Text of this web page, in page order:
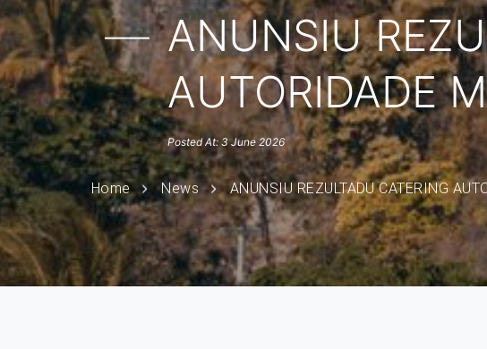
ANUNSIU
AUTORIDADE
Posted At: 3 June 2026
Home News ANUNSIU REZULTADU CATERING